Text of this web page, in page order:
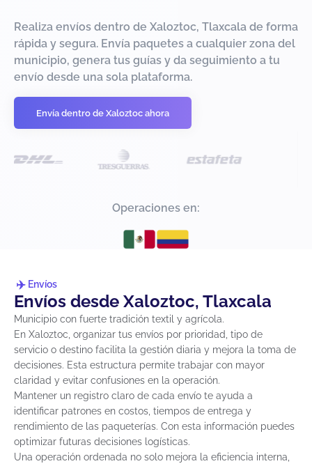
Realiza envíos dentro de Xaloztoc, Tlaxcala de forma
rápida y segura. Envía paquetes a cualquier zona del
municipio, genera tus guías y da seguimiento a tu
envío desde una sola plataforma.
Envía dentro de Xaloztoc ahora
Operaciones en:
Envíos
Envíos desde Xaloztoc, Tlaxcala
Municipio con fuerte tradición textil y agrícola.
En Xaloztoc, organizar tus envíos por prioridad, tipo de
servicio o destino facilita la gestión diaria y mejora la toma de
decisiones. Esta estructura permite trabajar con mayor
claridad y evitar confusiones en la operación.
Mantener un registro claro de cada envío te ayuda a
identificar patrones en costos, tiempos de entrega y
rendimiento de las paqueterías. Con esta información puedes
optimizar futuras decisiones logísticas.
Una operación ordenada no solo mejora la eficiencia interna,